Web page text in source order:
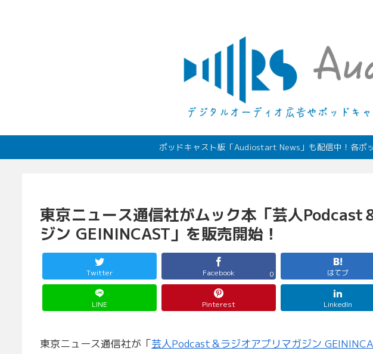
ポッドキャスト版「Audiostart News」も配信中！各ポ
東京ニュース通信社がムック本「芸人Podcast
ジン GEININCAST」を販売開始！
Twitter Facebook 0 はてブ
LINE Pinterest LinkedIn
東京ニュース通信社が「芸人Podcast＆ラジオアプリマガジン